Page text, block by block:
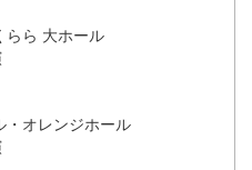
止
らら 大ホール
止
・オレンジホール